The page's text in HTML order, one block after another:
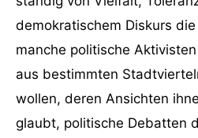
demokratischem Diskurs
manche politische
aus bestimmten
wollen, deren Ansichten
glaubt, politische Debatten